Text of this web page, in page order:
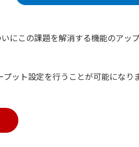
にこの課題を解消する機能のアッ
ット設定を行うことが可能になり